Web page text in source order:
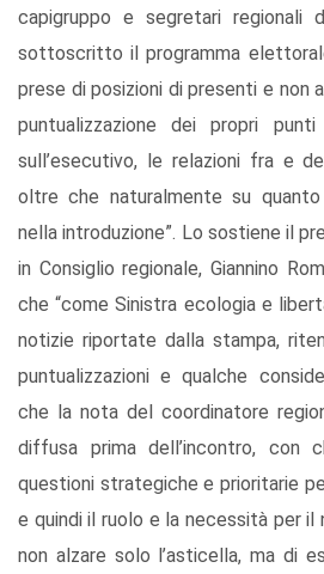
capigruppo e segretari regionali
sottoscritto il programma
prese di posizioni di presenti e non
puntualizzazione dei propri
sull’esecutivo, le relazioni fra e
oltre che naturalmente su
nella introduzione”. Lo sostiene il
in Consiglio regionale, Giannino
che “come Sinistra ecologia e
notizie riportate dalla stampa,
puntualizzazioni e qualche
che la nota del coordinatore
diffusa prima dell’incontro, con
questioni strategiche e prioritarie
e quindi il ruolo e la necessità per
non alzare solo l’asticella, ma di